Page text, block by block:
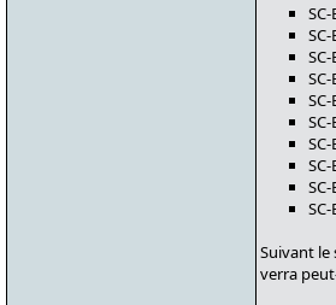
Suivant le
verra